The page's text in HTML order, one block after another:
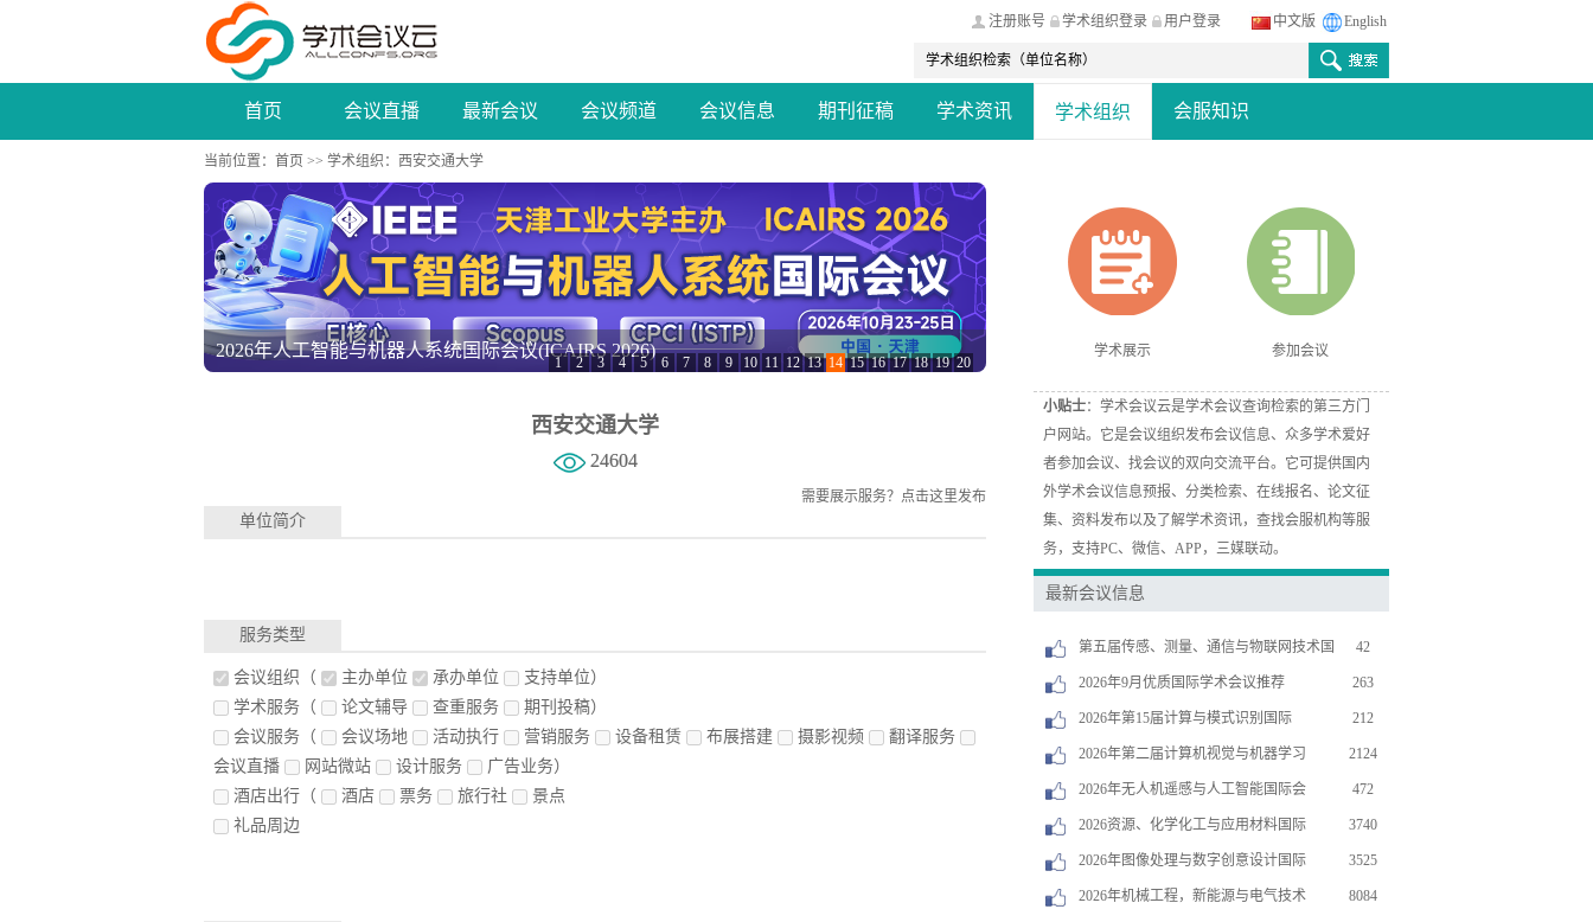
中文版 English
注册账号 学术组织登录 用户登录
首页 会议直播 最新会议 会议频道 会议信息 期刊征稿 学术资讯 学术组织 会服知识
当前位置： 首页 >> 学术组织 ：西安交通大学
第四届人工智能与自动化控制国际学术会议（AIAC 2026）
1 2 3 4 5 6 7 8 9 10 11 12 13 14 15 16 17 18 19 20
西安交通大学
24604
需要展示服务？ 点击这里发布
单位简介
服务类型
会议组织 （ 主办单位 承办单位
支持单位）
学术服务 （ 论文辅导 查重服务
期刊投稿）
会议服务 （ 会议场地 活动执行 营销服务 设备租赁 布展搭建 摄影视频
翻译服务
会议直播
网站微站 设计服务
广告业务）
酒店出行 （ 酒店 票务 旅行社
景点
礼品周边
学术展示 参加会议
小贴士：学术会议云是学术会议查询检索的第三方门
户网站。它是会议组织发布会议信息、众多学术爱好
者参加会议、找会议的双向交流平台。它可提供国内
外学术会议信息预报、分类检索、在线报名、论文征
集、资料发布以及了解学术资讯，查找会服机构等服
务，支持PC、微信、APP，三媒联动。
最新会议信息
第五届传感、测量、通信与物联网技术国 42
2026年9月优质国际学术会议推荐 263
2026年第15届计算与模式识别国际 212
2026年第二届计算机视觉与机器学习 2124
2026年无人机遥感与人工智能国际会 472
2026资源、化学化工与应用材料国际 3740
2026年图像处理与数字创意设计国际 3525
2026年机械工程，新能源与电气技术 8084